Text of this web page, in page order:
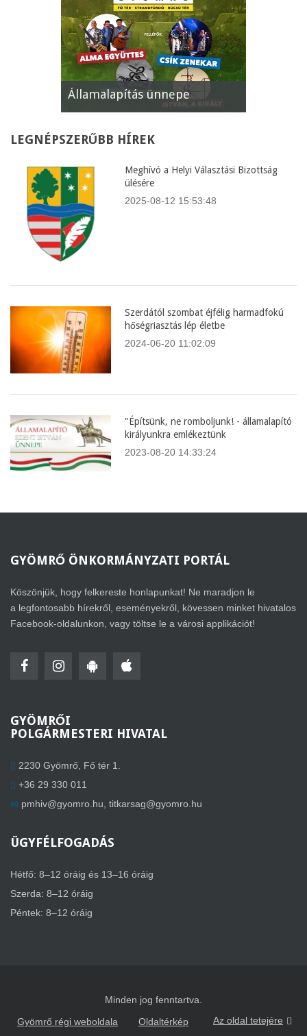
XII. Gyömrői Lecsófesztivál
LEGNÉPSZERŰBB HÍREK
Meghívó a Helyi Választási Bizottság
ülésére
2025-08-12 15:53:48
Szerdától szombat éjfélig harmadfokú
hőségriasztás lép életbe
2024-06-20 11:02:09
"Építsünk, ne romboljunk! - államalapító
királyunkra emlékeztünk
2023-08-20 14:33:24
GYÖMRŐ ÖNKORMÁNYZATI PORTÁL
Köszönjük, hogy felkereste honlapunkat! Ne maradjon le
a legfontosabb hírekről, eseményekről, kövessen minket hivatalos
Facebook-oldalunkon, vagy töltse le a városi applikációt!
GYÖMRŐI
POLGÁRMESTERI HIVATAL
2230 Gyömrő, Fő tér 1.
+36 29 330 011
pmhiv@gyomro.hu, titkarsag@gyomro.hu
ÜGYFÉLFOGADÁS
Hétfő: 8–12 óráig és 13–16 óráig
Szerda: 8–12 óráig
Péntek: 8–12 óráig
Minden jog fenntartva.
Gyömrő régi weboldala
Oldaltérkép Az oldal tetejére